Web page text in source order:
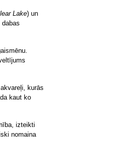
Lake) un
kurās
kaut ko
izteikti
nomaina